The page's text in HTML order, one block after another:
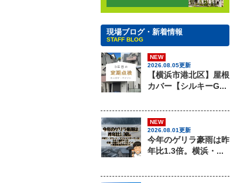
現場ブログ・新着情報
STAFF BLOG
NEW
2026.08.05更新
【横浜市港北区】屋根
カバー【シルキーG...
NEW
2026.08.01更新
今年のゲリラ豪雨は昨
年比1.3倍。横浜・...